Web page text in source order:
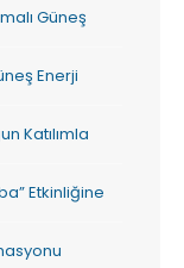
Güneş
Enerji
Katılımla
Etkinliğine